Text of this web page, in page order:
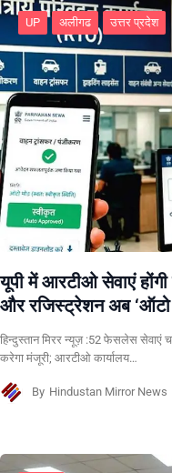
UP अलीगढ उत्तर प्रदेश
यूपी में आरटीओ सेवाएं
और रजिस्ट्रेशन अब
हिन्दुस्तान मिरर न्यूज़ :52 फेसलेस सेवाएं
करेगा मंजूरी; आरटीओ कार्यालय…
By Hindustan Mirror News